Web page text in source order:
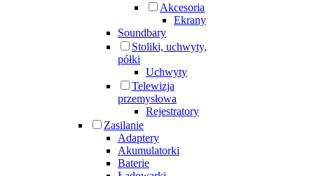
Akcesoria
Ekrany
Soundbary
Stoliki, uchwyty,
półki
Uchwyty
Telewizja
przemysłowa
Rejestratory
Zasilanie
Adaptery
Akumulatorki
Baterie